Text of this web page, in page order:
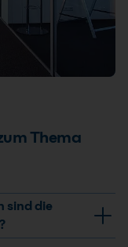
Thema
sind die